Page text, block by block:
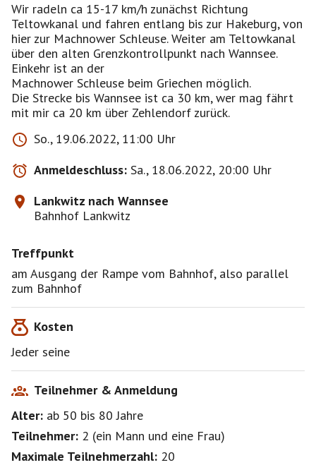
Wir radeln ca 15-17 km/h zunächst Richtung
Teltowkanal und fahren entlang bis zur Hakeburg, von
hier zur Machnower Schleuse. Weiter am Teltowkanal
über den alten Grenzkontrollpunkt nach Wannsee.
Einkehr ist an der
Machnower Schleuse beim Griechen möglich.
Die Strecke bis Wannsee ist ca 30 km, wer mag fährt
mit mir ca 20 km über Zehlendorf zurück.
So., 19.06.2022, 11:00 Uhr
Anmeldeschluss: Sa., 18.06.2022, 20:00 Uhr
Lankwitz nach Wannsee
Bahnhof Lankwitz
Treffpunkt
am Ausgang der Rampe vom Bahnhof, also parallel
zum Bahnhof
Kosten
Jeder seine
Teilnehmer & Anmeldung
Alter: ab 50 bis 80Jahre
Teilnehmer: 2 (ein Mann und eine Frau)
Maximale Teilnehmerzahl: 20